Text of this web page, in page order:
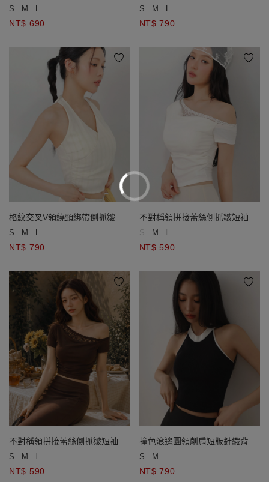
色滾邊細肩帶BRA背心
S M L
NT$ 690
版背心(附胸墊)
S M L
NT$ 790
格紋交叉V領繞頸綁帶側抓皺短
版背心(附胸墊)
S M L
NT$ 790
不對稱領拼接蕾絲側抓皺短袖短
版BRA TOP
S M L
NT$ 590
不對稱領拼接蕾絲側抓皺短袖短
版BRA TOP
S M L
NT$ 590
撞色滾邊圓領削肩短版針織背心
(附胸墊)
S M
NT$ 790